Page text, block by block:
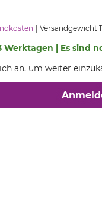
Versandgewicht
Werktagen | Es sind
an, um weiter